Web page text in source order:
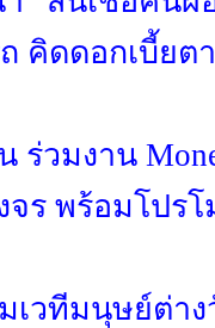
คิดดอกเบี้ย
ร่วมงาน
จร พร้อมโปร
เวทีมนุษย์ต่า